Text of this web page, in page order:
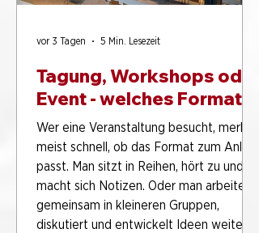
Tagung, Workshops oder
Event - welches Format
passt zu welchem Ziel?
Wer eine Veranstaltung besucht, merkt
meist schnell, ob das Format zum Anlass
passt. Man sitzt in Reihen, hört zu und
macht sich Notizen. Oder man arbeitet
gemeinsam in kleineren Gruppen,
diskutiert und entwickelt Ideen weiter.
vor 3 Tagen 5 Min. Lesezeit